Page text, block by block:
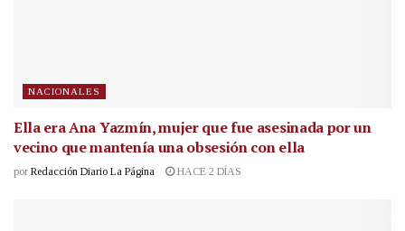
NACIONALES
Ella era Ana Yazmín, mujer que fue asesinada por un
vecino que mantenía una obsesión con ella
por Redacción Diario La Página HACE 2 DÍAS